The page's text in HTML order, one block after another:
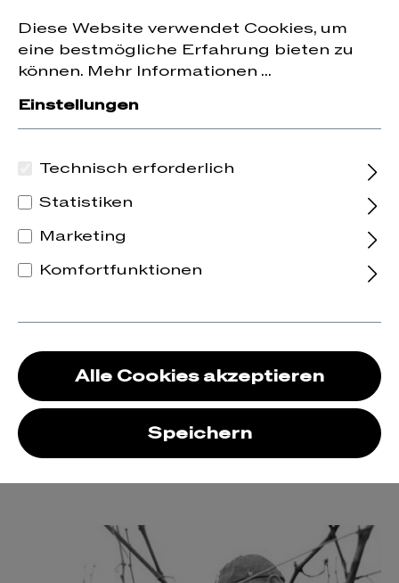
springen
auf die erste Bestellung erhalten.
Domaine
Saillard
Frankreich Loire
geworden. Wir haben selten so
reduziertes und gleichzeitig so
ausdrucksstarkes Design auf
Weinflaschen gesehen. Wir mussten also
probieren! Glücklicherweise hat uns auch
der Flascheninhalt umgehauen.
Diese Website verwendet Cookies, um
eine bestmögliche Erfahrung bieten zu
können. Mehr Informationen ...
Einstellungen
Technisch erforderlich
Statistiken
Marketing
Komfortfunktionen
Alle Cookies akzeptieren
Speichern